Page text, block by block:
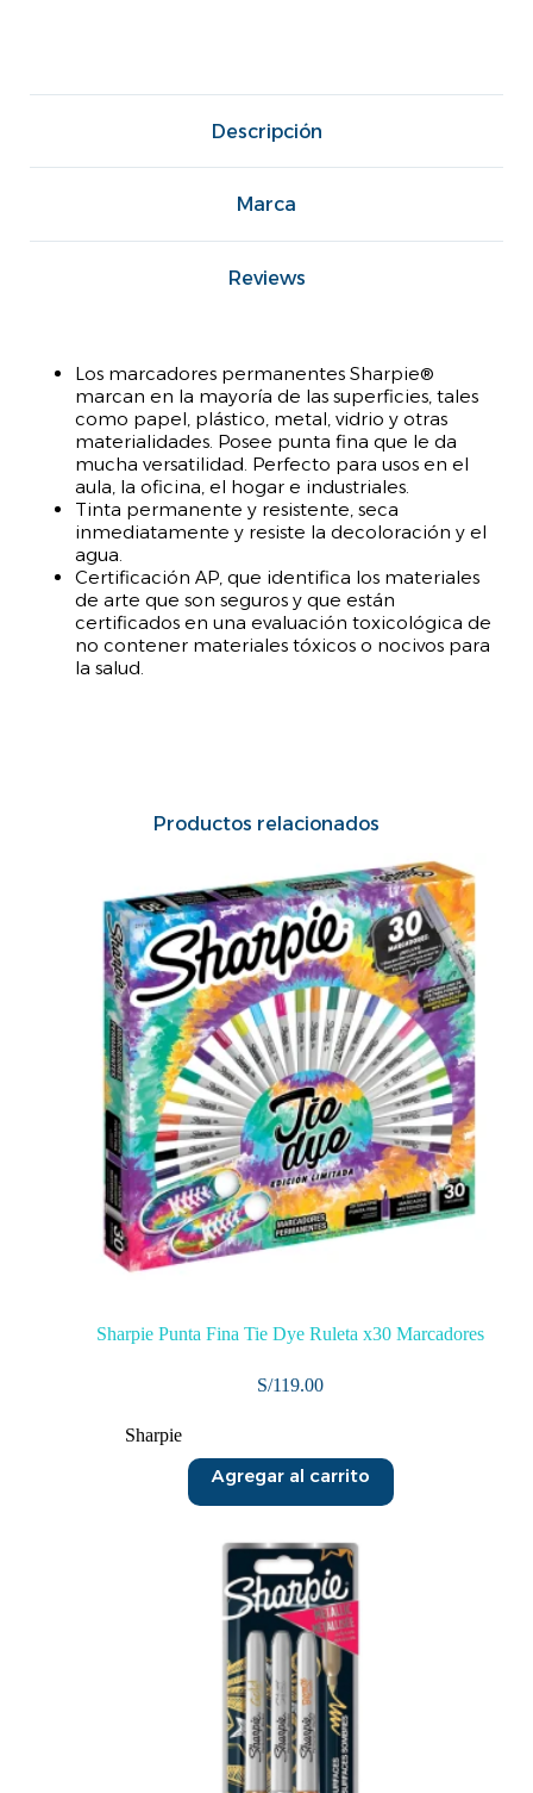
Descripción
Marca
Reviews
Los marcadores permanentes Sharpie®
marcan en la mayoría de las superficies, tales
como papel, plástico, metal, vidrio y otras
materialidades. Posee punta fina que le da
mucha versatilidad. Perfecto para usos en el
aula, la oficina, el hogar e industriales.
Tinta permanente y resistente, seca
inmediatamente y resiste la decoloración y el
agua.
Certificación AP, que identifica los materiales
de arte que son seguros y que están
certificados en una evaluación toxicológica de
no contener materiales tóxicos o nocivos para
la salud.
Productos relacionados
Sharpie Punta Fina Tie Dye Ruleta x30 Marcadores
S/119.00
Sharpie
Agregar al carrito